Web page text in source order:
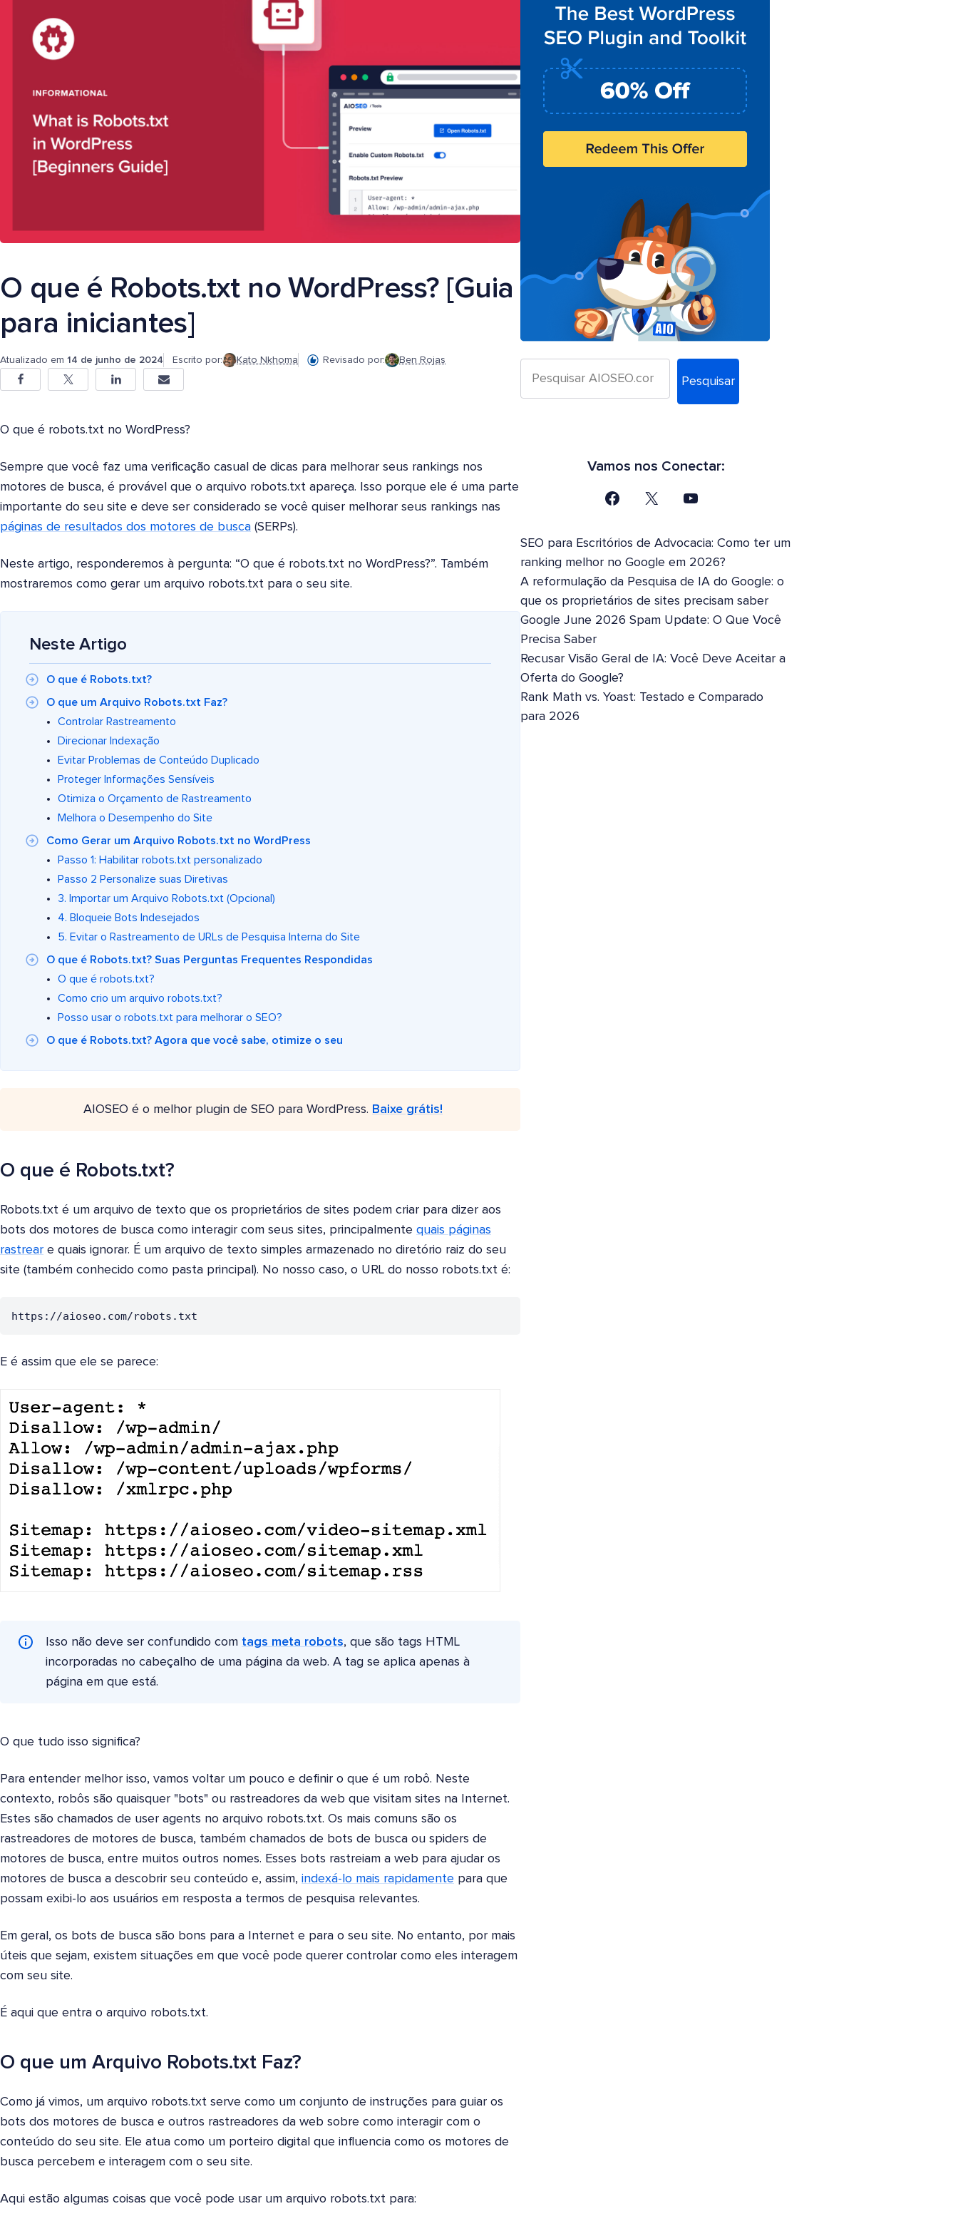
O que é Robots.txt no WordPress? [Guia
para iniciantes]
Atualizado em 14 de junho de 2024 Escrito por: Kato Nkhoma Revisado por: Ben Rojas
O que é robots.txt no WordPress?
Sempre que você faz uma verificação casual de dicas para melhorar seus rankings nos
motores de busca, é provável que o arquivo robots.txt apareça. Isso porque ele é uma parte
importante do seu site e deve ser considerado se você quiser melhorar seus rankings nas
páginas de resultados dos motores de busca (SERPs).
Neste artigo, responderemos à pergunta: “O que é robots.txt no WordPress?”. Também
mostraremos como gerar um arquivo robots.txt para o seu site.
Neste Artigo
O que é Robots.txt?
O que um Arquivo Robots.txt Faz?
Controlar Rastreamento
Direcionar Indexação
Evitar Problemas de Conteúdo Duplicado
Proteger Informações Sensíveis
Otimiza o Orçamento de Rastreamento
Melhora o Desempenho do Site
Como Gerar um Arquivo Robots.txt no WordPress
Passo 1: Habilitar robots.txt personalizado
Passo 2 Personalize suas Diretivas
3. Importar um Arquivo Robots.txt (Opcional)
4. Bloqueie Bots Indesejados
5. Evitar o Rastreamento de URLs de Pesquisa Interna do Site
O que é Robots.txt? Suas Perguntas Frequentes Respondidas
O que é robots.txt?
Como crio um arquivo robots.txt?
Posso usar o robots.txt para melhorar o SEO?
O que é Robots.txt? Agora que você sabe, otimize o seu
AIOSEO é o melhor plugin de SEO para WordPress. Baixe grátis!
O que é Robots.txt?
Robots.txt é um arquivo de texto que os proprietários de sites podem criar para dizer aos
bots dos motores de busca como interagir com seus sites, principalmente quais páginas
rastrear e quais ignorar. É um arquivo de texto simples armazenado no diretório raiz do seu
site (também conhecido como pasta principal). No nosso caso, o URL do nosso robots.txt é:
https://aioseo.com/robots.txt
E é assim que ele se parece:
Isso não deve ser confundido com tags meta robots, que são tags HTML
incorporadas no cabeçalho de uma página da web. A tag se aplica apenas à
página em que está.
O que tudo isso significa?
Para entender melhor isso, vamos voltar um pouco e definir o que é um robô. Neste
contexto, robôs são quaisquer "bots" ou rastreadores da web que visitam sites na Internet.
Estes são chamados de user agents no arquivo robots.txt. Os mais comuns são os
rastreadores de motores de busca, também chamados de bots de busca ou spiders de
motores de busca, entre muitos outros nomes. Esses bots rastreiam a web para ajudar os
motores de busca a descobrir seu conteúdo e, assim, indexá-lo mais rapidamente para que
possam exibi-lo aos usuários em resposta a termos de pesquisa relevantes.
Em geral, os bots de busca são bons para a Internet e para o seu site. No entanto, por mais
úteis que sejam, existem situações em que você pode querer controlar como eles interagem
com seu site.
É aqui que entra o arquivo robots.txt.
O que um Arquivo Robots.txt Faz?
Como já vimos, um arquivo robots.txt serve como um conjunto de instruções para guiar os
bots dos motores de busca e outros rastreadores da web sobre como interagir com o
conteúdo do seu site. Ele atua como um porteiro digital que influencia como os motores de
busca percebem e interagem com o seu site.
Aqui estão algumas coisas que você pode usar um arquivo robots.txt para:
Pesquisar
Vamos nos Conectar:
SEO para Escritórios de Advocacia: Como ter um
ranking melhor no Google em 2026?
A reformulação da Pesquisa de IA do Google: o
que os proprietários de sites precisam saber
Google June 2026 Spam Update: O Que Você
Precisa Saber
Recusar Visão Geral de IA: Você Deve Aceitar a
Oferta do Google?
Rank Math vs. Yoast: Testado e Comparado
para 2026